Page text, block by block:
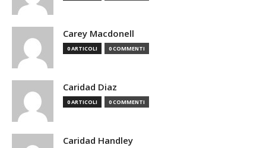
Carey Macdonell
0 ARTICOLI 0 COMMENTI
Caridad Diaz
0 ARTICOLI 0 COMMENTI
Caridad Handley